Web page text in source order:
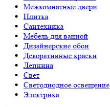
Межкомнатные двери
Плитка
Сантехника
Мебель для ванной
Дизайнерские обои
Декоративные краски
Лепнина
Свет
Светодиодное освещение
Электрика